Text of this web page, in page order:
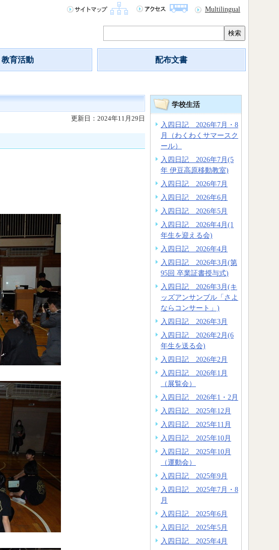
Multilingual
検索
教育活動 配布文書
更新日：2024年11月29日
学校生活
入四日記 2026年7月・8
月（わくわくサマースク
ール）
入四日記 2026年7月(5
年 伊豆高原移動教室)
入四日記 2026年7月
入四日記 2026年6月
入四日記 2026年5月
入四日記 2026年4月(1
年生を迎える会)
入四日記 2026年4月
入四日記 2026年3月(第
95回 卒業証書授与式)
入四日記 2026年3月(キ
ッズアンサンブル「さよ
ならコンサート」)
入四日記 2026年3月
入四日記 2026年2月(6
年生を送る会)
入四日記 2026年2月
入四日記 2026年1月
（展覧会）
入四日記 2026年1・2月
入四日記 2025年12月
入四日記 2025年11月
入四日記 2025年10月
入四日記 2025年10月
（運動会）
入四日記 2025年9月
入四日記 2025年7月・8
月
入四日記 2025年6月
入四日記 2025年5月
入四日記 2025年4月